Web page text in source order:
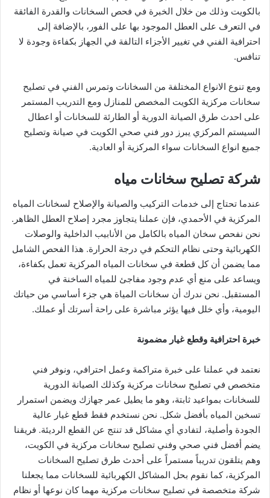
بالكويت وذلك من خلال الخبرة في فحص السخانات والقدرة الفائقة
في التعرف على العطل الموجود بها على الفور، بالإضافة إلى
احترافية الفني في تغيير الأجزاء التالفة في الجهاز بكفاءة وجودة لا
تنافس.
ومع تنوع الانواع المختلفة من السخانات وتمرس الفني في تصليح
سخانات مركزية الكويت المخصص للمنازل ومع التدريب المستمر
على احدث طرق الصيانة الدورية أو الطارئة للسخانات أو اعطال
السيستم المركزي يبرز دور فني صحي الكويت في صيانة وتصليح
جميع انواع السخانات سواء المركزية أو العادية.
شركة تصليح سخانات مياه
عندما تحتاج إلى خدمات التركيب والصيانة والإصلاح لسخانات المياه
المركزية في الأحمدي، فإن عملنا يتجاوز مجرد إصلاح العطل الظاهر.
نحن نفحص سخان المياه بالكامل من الأنابيب الداخلية والوصلات
الكهربائية وحتى نظام التحكم في درجة الحرارة. هذا الفحص الشامل
مما يضمن أن كل قطعة في سخانات المياه المركزية تعمل بكفاءة،
ويساعد على منع أي عدم وجود مفاجئ للمياه الساخنة في
المستقبل. نحن ندرك أن سخانات المياة هي جزء أساسي من حياتك
اليومية، وأي خلل فيها يؤثر مباشرة على راحة أسرتك أو عملك.
خبرة احترافية وقطع غيار مضمونة
نعتمد في عملنا على خبرة متراكمة وعمل احترافي، ونوفر فني
متخصص في تصليح سخانات مركزية وكذلك الصيانة الدورية
للسخانات بمواعيد ثابتة، وهو ما يطيل عمر جهازك ويضمن استمرار
تسخين المياه بأفضل شكل. نحن نستخدم فقط قطع غيار عالية
الجودة وأصلية، لتفادي أي مشاكل قد تنتج عن القطع الرديئة. فريقنا
يضم أفضل فني صحي وفني تصليح سخانات مركزية في الكويت،
وهم يتلقون تدريباً مستمراً على أحدث طرق تصليح السخانات
المركزية، كما نقوم بحل المشاكل الكهربائية للسخانات مما يجعلنا
شركة متخصصة في تصليح سخانات مركزية مهما كان نوعها أو نظام